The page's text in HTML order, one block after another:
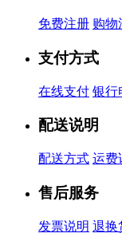
免费注册 购物
支付方式
在线支付 银行
配送说明
配送方式 运费
售后服务
发票说明 退换